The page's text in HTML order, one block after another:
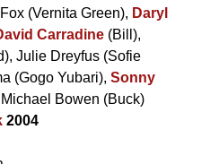
(Vernita Green), Daryl
Carradine (Bill),
Julie Dreyfus (Sofie
(Gogo Yubari), Sonny
Michael Bowen (Buck)
2004